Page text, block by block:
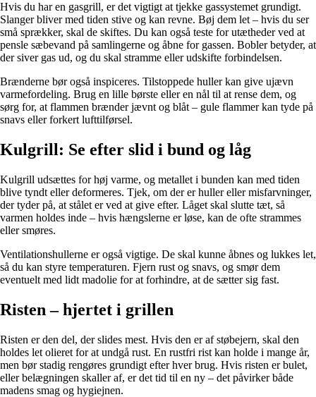
Hvis du har en gasgrill, er det vigtigt at tjekke gassystemet grundigt.
Slanger bliver med tiden stive og kan revne. Bøj dem let – hvis du ser
små sprækker, skal de skiftes. Du kan også teste for utætheder ved at
pensle sæbevand på samlingerne og åbne for gassen. Bobler betyder, at
der siver gas ud, og du skal stramme eller udskifte forbindelsen.
Brænderne bør også inspiceres. Tilstoppede huller kan give ujævn
varmefordeling. Brug en lille børste eller en nål til at rense dem, og
sørg for, at flammen brænder jævnt og blåt – gule flammer kan tyde på
snavs eller forkert lufttilførsel.
Kulgrill: Se efter slid i bund og låg
Kulgrill udsættes for høj varme, og metallet i bunden kan med tiden
blive tyndt eller deformeres. Tjek, om der er huller eller misfarvninger,
der tyder på, at stålet er ved at give efter. Låget skal slutte tæt, så
varmen holdes inde – hvis hængslerne er løse, kan de ofte strammes
eller smøres.
Ventilationshullerne er også vigtige. De skal kunne åbnes og lukkes let,
så du kan styre temperaturen. Fjern rust og snavs, og smør dem
eventuelt med lidt madolie for at forhindre, at de sætter sig fast.
Risten – hjertet i grillen
Risten er den del, der slides mest. Hvis den er af støbejern, skal den
holdes let olieret for at undgå rust. En rustfri rist kan holde i mange år,
men bør stadig rengøres grundigt efter hver brug. Hvis risten er bulet,
eller belægningen skaller af, er det tid til en ny – det påvirker både
madens smag og hygiejnen.